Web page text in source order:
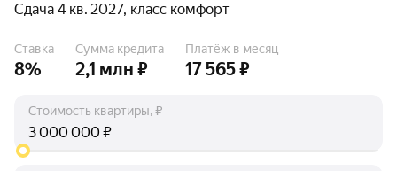
Сдача 4 кв. 2027, класс комфорт
Ставка
8%
Сумма кредита
2,1 млн ₽
Платёж в месяц
17 565 ₽
Стоимость квартиры, ₽
₽